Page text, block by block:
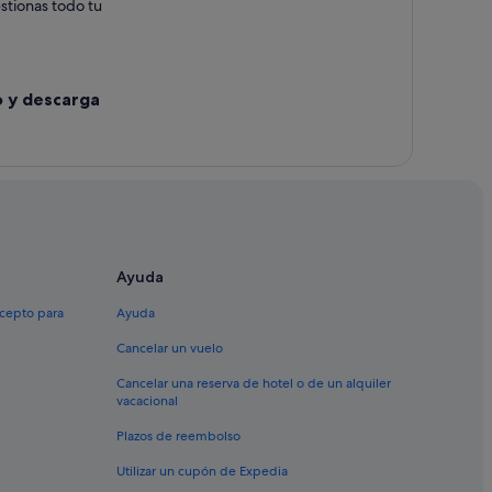
todo tu
y descarga
para
Ayuda
Ayuda
Cancelar un vuelo
Cancelar una reserva de hotel o de un alquiler
vacacional
Plazos de reembolso
Utilizar un cupón de Expedia